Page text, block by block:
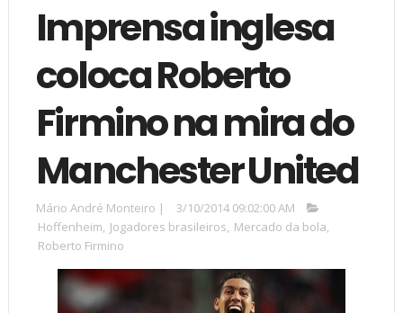
Imprensa inglesa
coloca Roberto
Firmino na mira do
Manchester United
Mário André Monteiro |
3/10/2014 09:02:00 AM
Hoffenheim, Jogadores brasileiros, Mercado da bola,
Roberto Firmino